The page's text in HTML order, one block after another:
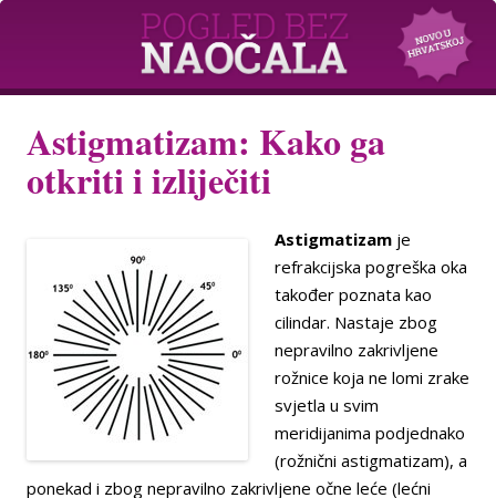
Astigmatizam: Kako ga
otkriti i izliječiti
Astigmatizam je
refrakcijska pogreška oka
također poznata kao
cilindar. Nastaje zbog
nepravilno zakrivljene
rožnice koja ne lomi zrake
svjetla u svim
meridijanima podjednako
(rožnični astigmatizam), a
ponekad i zbog nepravilno zakrivljene očne leće (lećni